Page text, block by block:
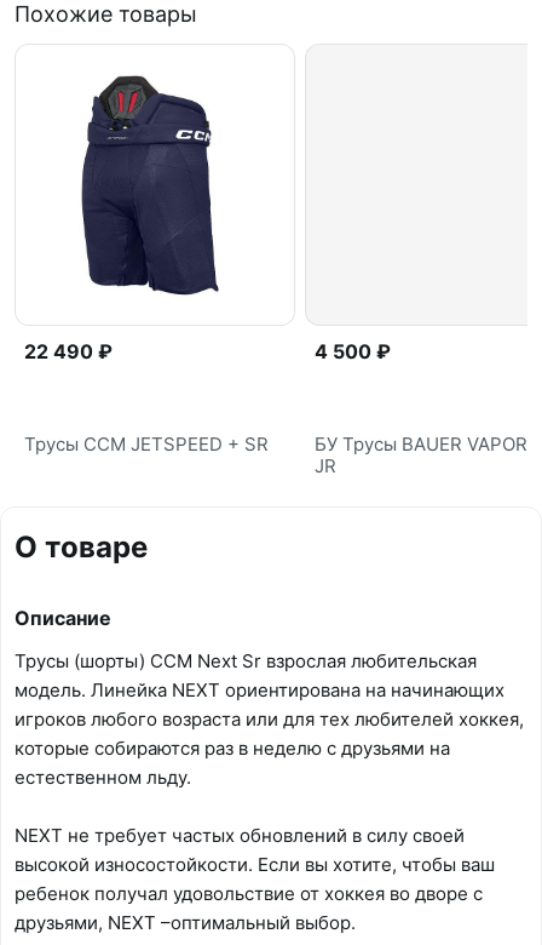
Похожие товары
22 490 ₽
Трусы CCM JETSPEED + SR
4 500 ₽
БУ Трусы BAUER VAPOR
JR
О товаре
Описание
Трусы (шорты) CCM Next Sr взрослая любительская
модель. Линейка NEXT ориентирована на начинающих
игроков любого возраста или для тех любителей хоккея,
которые собираются раз в неделю с друзьями на
естественном льду.
NEXT не требует частых обновлений в силу своей
высокой износостойкости. Если вы хотите, чтобы ваш
ребенок получал удовольствие от хоккея во дворе с
друзьями, NEXT –оптимальный выбор.